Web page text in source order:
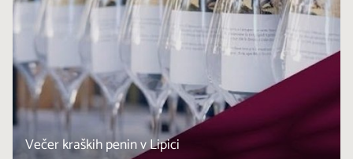
Večer kraških penin v Lipici